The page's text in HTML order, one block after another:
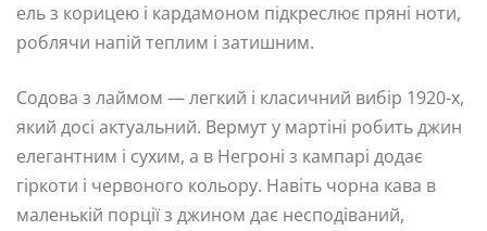
ель з корицею і кардамоном підкреслює пряні ноти,
роблячи напій теплим і затишним.
Содова з лаймом — легкий і класичний вибір 1920-х,
який досі актуальний. Вермут у мартіні робить джин
елегантним і сухим, а в Негроні з кампарі додає
гіркоти і червоного кольору. Навіть чорна кава в
маленькій порції з джином дає несподіваний,